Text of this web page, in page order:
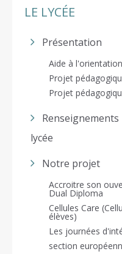
LE LYCÉE
Présentation
Aide à
Projet
Projet
lycée
Notre projet
Accroitre son
Dual Diploma
Cellules Care
élèves)
Les journées
section